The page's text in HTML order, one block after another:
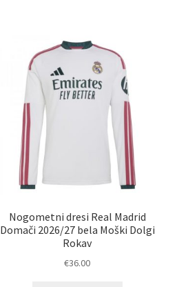
na
strani
izdelka
Nogometni dresi Real Madrid
Domači 2026/27 bela Moški Dolgi
Rokav
€36.00